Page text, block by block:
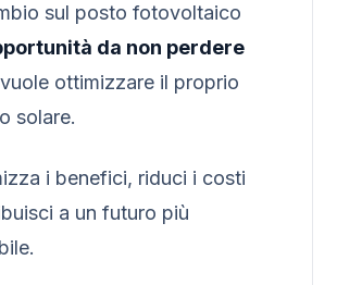
sul posto fotovoltaico
da non perdere
ottimizzare il proprio
solare.
i benefici, riduci i costi
a un futuro più